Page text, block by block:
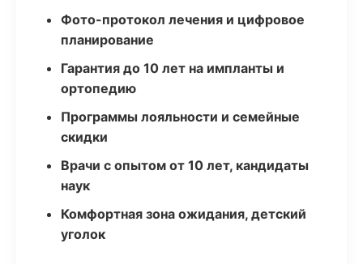
Фото-протокол лечения и цифровое
планирование
Гарантия до 10 лет на импланты и
ортопедию
Программы лояльности и семейные
скидки
Врачи с опытом от 10 лет, кандидаты
наук
Комфортная зона ожидания, детский
уголок